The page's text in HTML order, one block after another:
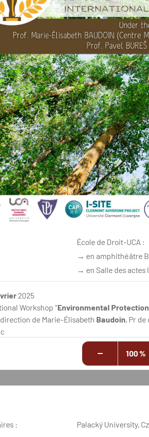
École de Droit-UCA :
→ en amphithéâtre
→ en Salle des actes
2025
Workshop "Environmental
de Marie-Élisabeth Baudoin, Pr de
100 %
: Palacký University,